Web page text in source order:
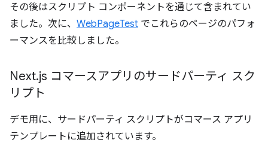
その後はスクリプト コンポーネントを通じて含まれてい
ました。次に、 WebPageTest でこれらのページのパフォ
ーマンスを比較しました。
Next.js コマースアプリのサードパーティ スク
リプト
デモ用に、サードパーティ スクリプトがコマース アプリ
テンプレートに追加されています。